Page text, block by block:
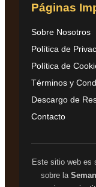
Páginas
Sobre Nosotros
Política de
Política de
Términos y
Descargo de
Contacto
Este sitio web es
sobre la